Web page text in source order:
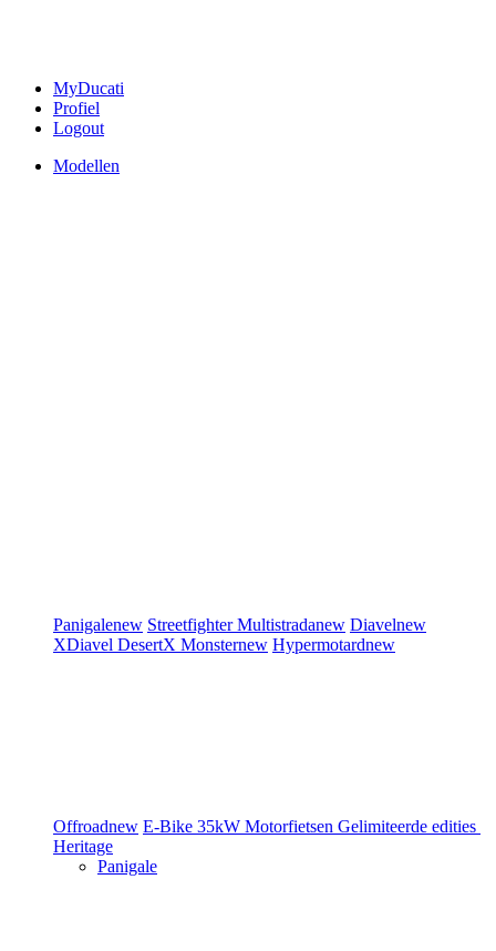
MyDucati
Profiel
Logout
Modellen
Panigalenew StreetfighterMultistradanew Diavelnew
XDiavel DesertX Monsternew Hypermotardnew
Offroadnew E-Bike 35kW Motorfietsen Gelimiteerde edities
Heritage
Panigale